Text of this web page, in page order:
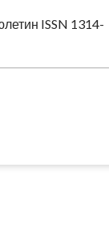
ISSN 1314-